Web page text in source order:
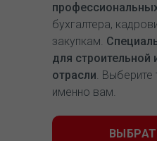
бухгалтера,
закупкам.
для
отрасли. Выберите
именно вам.